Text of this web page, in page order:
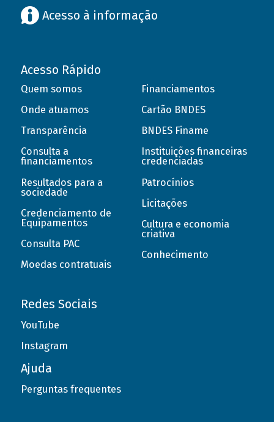
Acesso à informação
Acesso Rápido
Quem somos
Onde atuamos
Transparência
Consulta a
financiamentos
Resultados para a
sociedade
Credenciamento de
Equipamentos
Consulta PAC
Moedas contratuais
Financiamentos
Cartão BNDES
BNDES Finame
Instituições financeiras
credenciadas
Patrocínios
Licitações
Cultura e economia
criativa
Conhecimento
Redes Sociais
YouTube
Instagram
Ajuda
Perguntas frequentes